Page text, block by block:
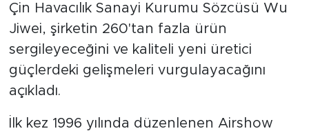
Çin Havacılık Sanayi Kurumu Sözcüsü Wu
Jiwei, şirketin 260'tan fazla ürün
sergileyeceğini ve kaliteli yeni üretici
güçlerdeki gelişmeleri vurgulayacağını
açıkladı.
İlk kez 1996 yılında düzenlenen Airshow